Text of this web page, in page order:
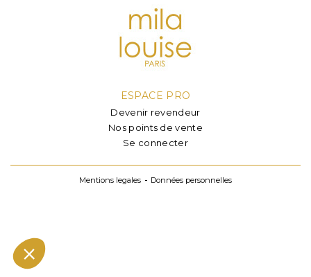
ESPACE PRO
Devenir revendeur
Nos points de vente
Se connecter
Mentions legales Données personnelles